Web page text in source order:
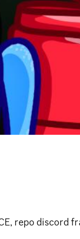
repo discord